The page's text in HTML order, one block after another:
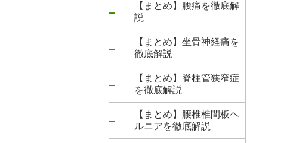
【まとめ】腰痛を徹底解
説
【まとめ】坐骨神経痛を
徹底解説
【まとめ】脊柱管狭窄症
を徹底解説
【まとめ】腰椎椎間板ヘ
ルニアを徹底解説